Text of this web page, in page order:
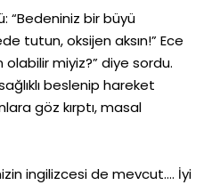
“Bedeniniz bir büyü
tutun, oksijen aksın!” Ece
miyiz?” diye sordu.
beslenip hareket
göz kırptı, masal
ingilizcesi de mevcut…. İyi